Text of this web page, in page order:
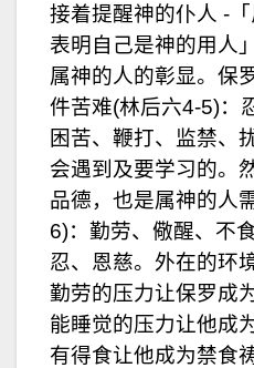
接着提醒神的仆人 -「
表明自己是神的用人
属神的人的彰显。保
件苦难(林后六4-5)：
困苦、鞭打、监禁、
会遇到及要学习的。
品德，也是属神的人
6)：勤劳、儆醒、不
忍、恩慈。外在的环
勤劳的压力让保罗成
能睡觉的压力让他成
有得食让他成为禁食